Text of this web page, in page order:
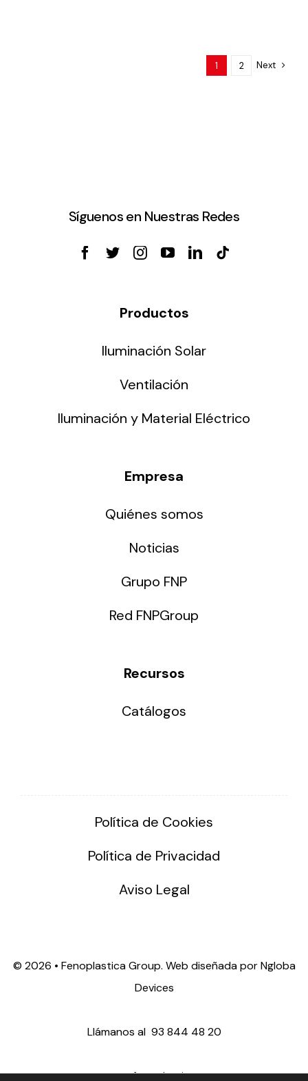
1 2 Next
Síguenos en Nuestras Redes
Productos
Iluminación Solar
Ventilación
Iluminación y Material Eléctrico
Empresa
Quiénes somos
Noticias
Grupo FNP
Red FNPGroup
Recursos
Catálogos
Política de Cookies
Política de Privacidad
Aviso Legal
© 2026 • Fenoplastica Group. Web diseñada porNgloba
Devices
Llámanos al 93 844 48 20
ventas@fenoplastica.com